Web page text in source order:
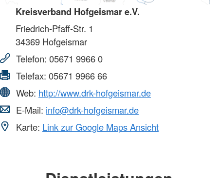
Kreisverband Hofgeismar e.V.
Friedrich-Pfaff-Str. 1
34369 Hofgeismar
Telefon: 05671 9966 0
Telefax: 05671 9966 66
Web: http://www.drk-hofgeismar.de
E-Mail: info@drk-hofgeismar.de
Karte: Link zur Google Maps Ansicht